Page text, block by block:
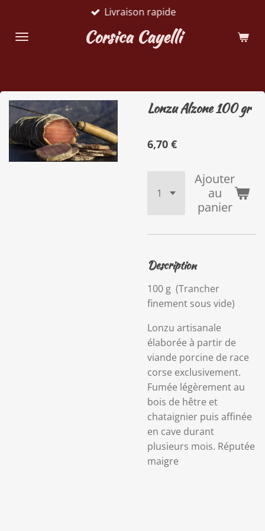
contenu
Corsica Cayelli
Livraison rapide
Lonzu Alzone 100 gr
6,70 €
Ajouter
au
panier
Description
100 g (Trancher
finement sous vide)
Lonzu artisanale
élaborée à partir de
viande porcine de race
corse exclusivement.
Fumée légèrement au
bois de hêtre et
chataignier puis affinée
en cave durant
plusieurs mois. Réputée
maigre